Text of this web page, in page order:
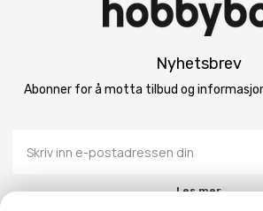
Nyhetsbrev
Abonner for å motta tilbud og
Les mer